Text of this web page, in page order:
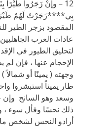
12 – وإنْ زَجَرُوا
بِي****زَجَرْتُ لَهُمْ
المقصود بزجر الطير
عادات العرب
لتحليق الطيور في
الإحجام عنها ، فإن لم
وجهته ( يمينًا أو
طار يميناً استبشروا
وسعد وهو السانح وإن
ذلك نحسًا وفأل سوء ،
أرادو النحس لشخص ما